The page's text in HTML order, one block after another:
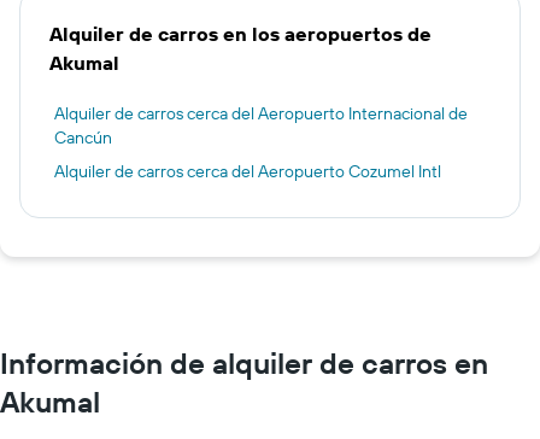
Alquiler de carros en los aeropuertos de
Akumal
Alquiler de carros cerca del Aeropuerto Internacional de
Cancún
Alquiler de carros cerca del Aeropuerto Cozumel Intl
Información de alquiler de carros en
Akumal